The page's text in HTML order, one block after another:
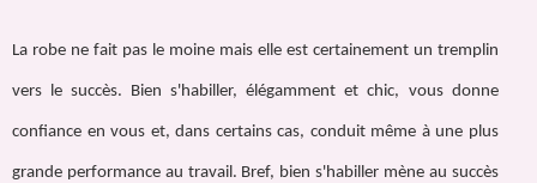
La robe ne fait pas le moine mais elle est certainement un tremplin
vers le succès. Bien s'habiller, élégamment et chic, vous donne
confiance en vous et, dans certains cas, conduit même à une plus
grande performance au travail. Bref, bien s'habiller mène au succès